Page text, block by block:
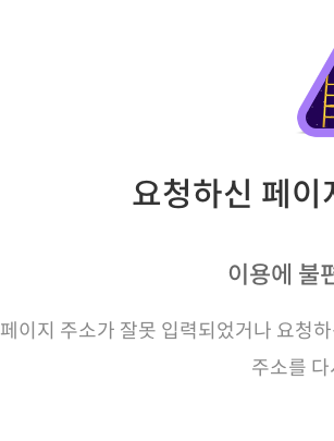
요청하신 페
이용에 불
페이지 주소가 잘못 입력되었거나 요청
주소를